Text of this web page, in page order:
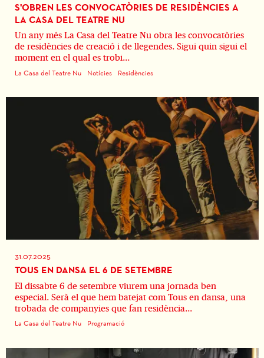
S'OBREN LES CONVOCATÒRIES DE RESIDÈNCIES A
LA CASA DEL TEATRE NU
Un any més La Casa del Teatre Nu obra les convocatòries
de residències de creació i de llegendes. Sigui quin sigui el
moment en el qual es trobi...
La Casa del Teatre Nu Notícies Residències
31.07.2025
TOUS EN DANSA EL 6 DE SETEMBRE
El dissabte 6 de setembre viurem una jornada ben
especial. Serà el que hem batejat com Tous en dansa, una
trobada de companyies que fan residència...
La Casa del Teatre Nu Programació